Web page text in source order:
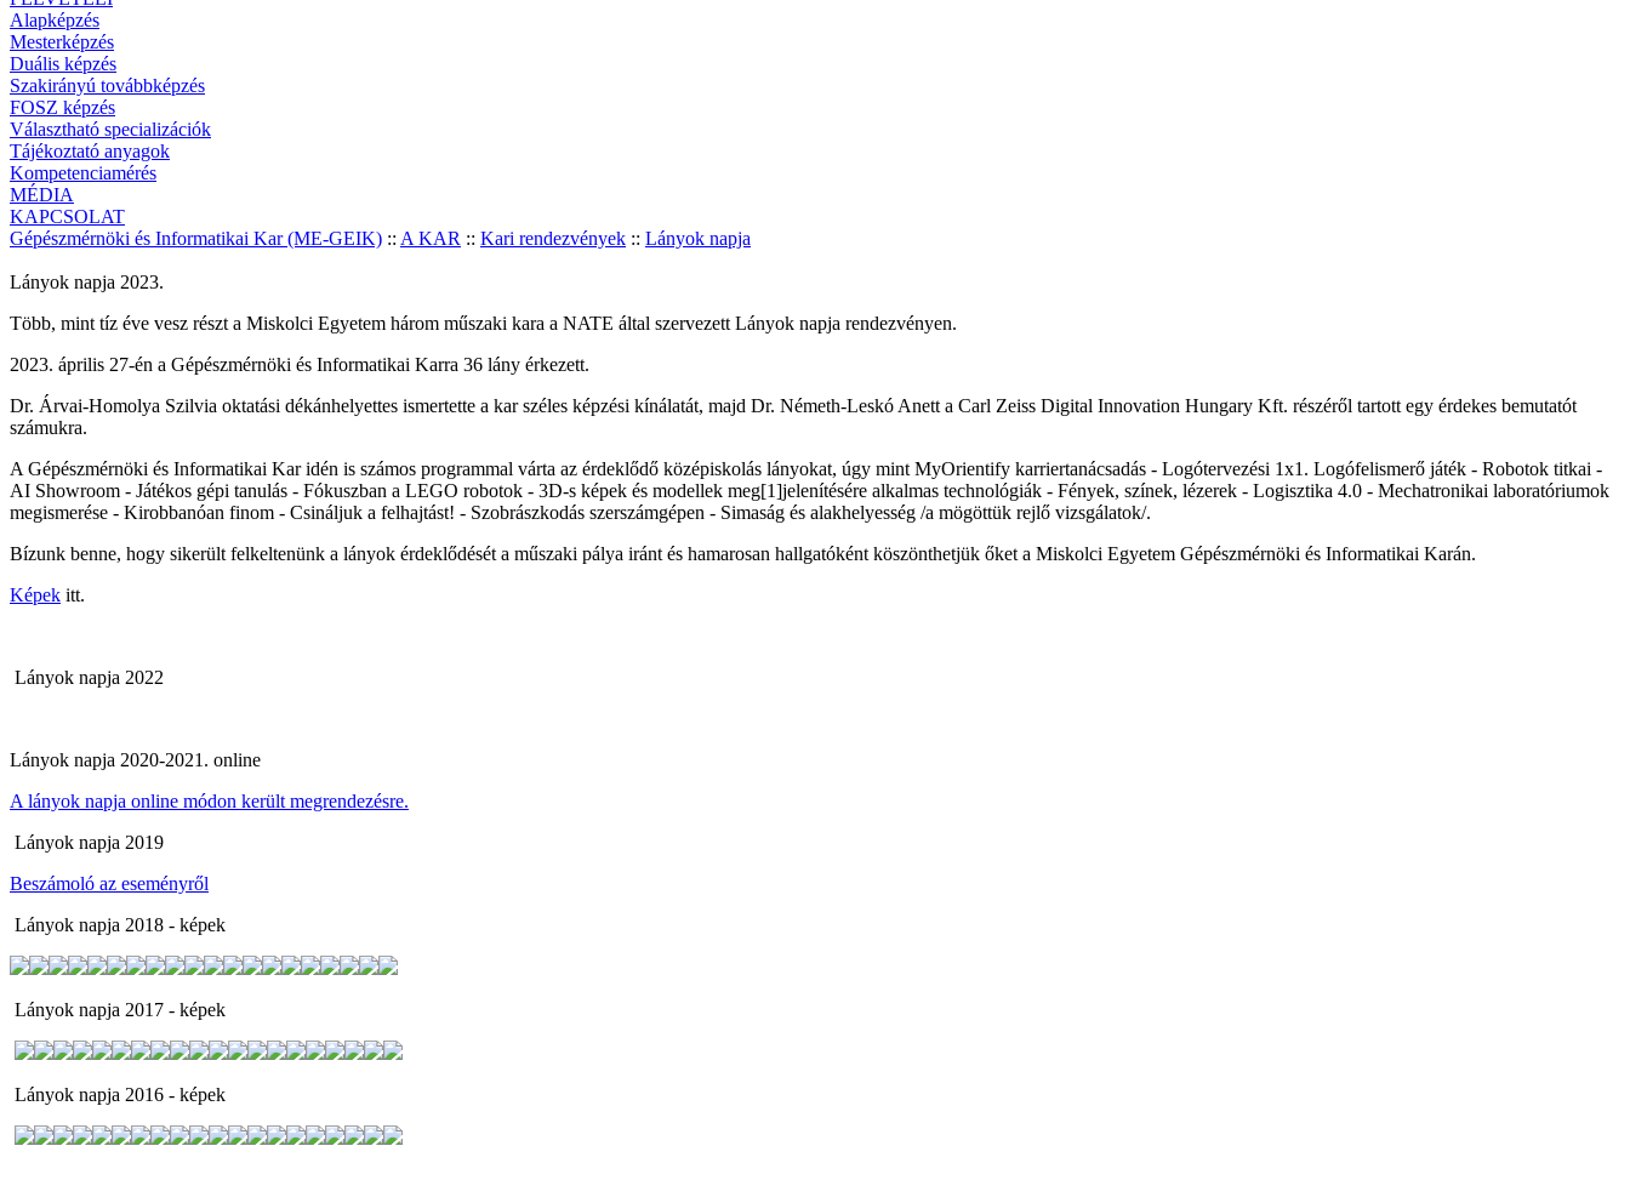
Alapképzés
Mesterképzés
Duális képzés
Szakirányú továbbképzés
FOSZ képzés
Választható specializációk
Tájékoztató anyagok
Kompetenciamérés
MÉDIA
KAPCSOLAT
Gépészmérnöki és Informatikai Kar (ME-GEIK) :: A KAR :: Kari rendezvények :: Lányok napja
Lányok napja 2023.
Több, mint tíz éve vesz részt a Miskolci Egyetem három műszaki kara a NATE által szervezett Lányok napja rendezvényen.
2023. április 27-én a Gépészmérnöki és Informatikai Karra 36 lány érkezett.
Dr. Árvai-Homolya Szilvia oktatási dékánhelyettes ismertette a kar széles képzési kínálatát, majd Dr. Németh-Leskó Anett a Carl Zeiss Digital Innovation Hungary Kft. részéről tartott egy érdekes bemutatót
számukra.
A Gépészmérnöki és Informatikai Kar idén is számos programmal várta az érdeklődő középiskolás lányokat, úgy mint MyOrientify karriertanácsadás - Logótervezési 1x1. Logófelismerő játék - Robotok titkai -
AI Showroom - Játékos gépi tanulás - Fókuszban a LEGO robotok - 3D-s képek és modellek meg[1]jelenítésére alkalmas technológiák - Fények, színek, lézerek - Logisztika 4.0 - Mechatronikai laboratóriumok
megismerése - Kirobbanóan finom - Csináljuk a felhajtást! - Szobrászkodás szerszámgépen - Simaság és alakhelyesség /a mögöttük rejlő vizsgálatok/.
Bízunk benne, hogy sikerült felkeltenünk a lányok érdeklődését a műszaki pálya iránt és hamarosan hallgatóként köszönthetjük őket a Miskolci Egyetem Gépészmérnöki és Informatikai Karán.
Képek itt.
Lányok napja 2022
Lányok napja 2020-2021. online
A lányok napja online módon került megrendezésre.
Lányok napja 2019
Beszámoló az eseményről
Lányok napja 2018 - képek
Lányok napja 2017 - képek
Lányok napja 2016 - képek